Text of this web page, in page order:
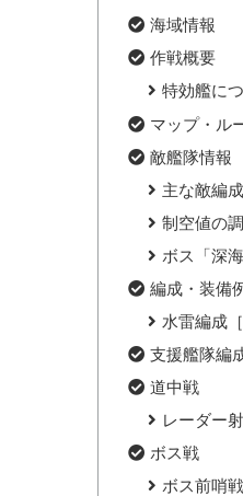
海域情報
作戦概要
特効艦に
マップ・ル
敵艦隊情報
主な敵編成
制空値の
ボス「深
編成・装備
水雷編成
支援艦隊編
道中戦
レーダー
ボス戦
ボス前哨戦